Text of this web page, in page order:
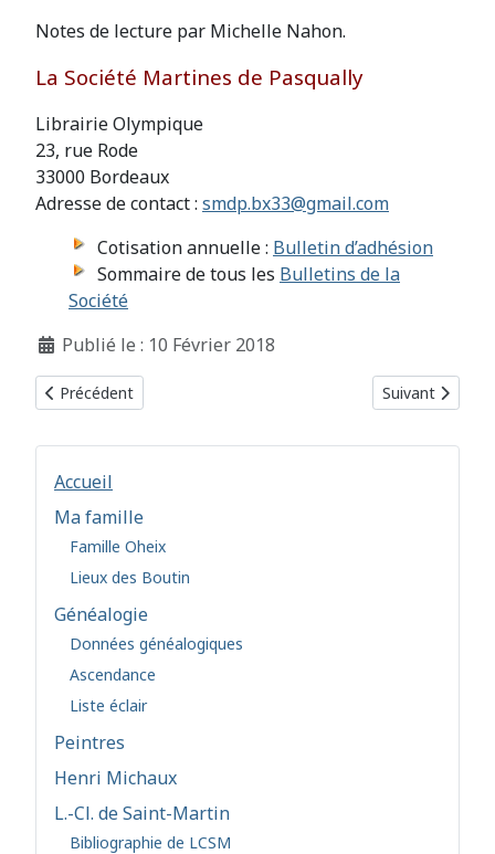
Accueil
Ma famille
Famille Oheix
Lieux des Boutin
Généalogie
Données généalogiques
Ascendance
Liste éclair
Peintres
Henri Michaux
L.-Cl. de Saint-Martin
Bibliographie de LCSM
Notes de lecture par Michelle Nahon.
La Société Martines de Pasqually
Librairie Olympique
23, rue Rode
33000 Bordeaux
Adresse de contact : smdp.bx33@gmail.com
Cotisation annuelle : Bulletin d’adhésion
Sommaire de tous les Bulletins de la
Société
Détails
Publié le : 10 Février 2018
Article précédent : Bulletin 2018
Précédent Article suivant :
Suivant